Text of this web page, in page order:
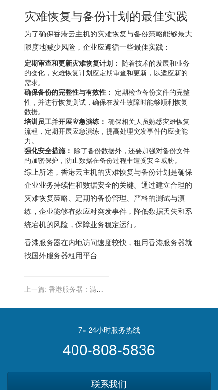
灾难恢复与备份计划的最佳实践
为了确保香港云主机的灾难恢复与备份策略能够最大
限度地减少风险，企业应遵循一些最佳实践：
定期审查和更新灾难恢复计划： 随着技术的发展和业务
的变化，灾难恢复计划应定期审查和更新，以适应新的
需求。
确保备份的完整性与有效性： 定期检查备份文件的完整
性，并进行恢复测试，确保在发生故障时能够顺利恢复
数据。
培训员工并开展应急演练： 确保相关人员熟悉灾难恢复
流程，定期开展应急演练，提高处理突发事件的应变能
力。
强化安全措施： 除了备份数据外，还要加强对备份文件
的加密保护，防止数据在备份过程中遭受安全威胁。
综上所述，香港云主机的灾难恢复与备份计划是确保
企业业务持续性和数据安全的关键。通过建立合理的
灾难恢复策略、定期的备份管理、严格的测试与演
练，企业能够有效应对突发事件，降低数据丢失和系
统宕机的风险，保障业务稳定运行。
香港服务器在内地访问速度较快，租用香港服务器就
找国外服务器租用平台
上一篇: 香港服务器：满足
7× 24小时服务热线
400-808-5836
联系我们